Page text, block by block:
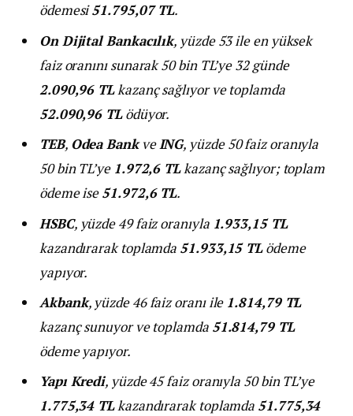
ödemesi51.795,07 TL.
On Dijital Bankacılık, yüzde 53 ile en yüksek
faiz oranını sunarak 50 bin TL’ye 32 günde
2.090,96 TLkazanç sağlıyor ve toplamda
52.090,96 TLödüyor.
TEB, Odea BankveING, yüzde 50 faiz oranıyla
50 bin TL’ye 1.972,6 TLkazanç sağlıyor; toplam
ödeme ise51.972,6 TL.
HSBC, yüzde 49 faiz oranıyla 1.933,15 TL
kazandırarak toplamda 51.933,15 TLödeme
yapıyor.
Akbank, yüzde 46 faiz oranı ile 1.814,79 TL
kazanç sunuyor ve toplamda 51.814,79 TL
ödeme yapıyor.
Yapı Kredi, yüzde 45 faiz oranıyla 50 bin TL’ye
1.775,34 TLkazandırarak toplamda 51.775,34